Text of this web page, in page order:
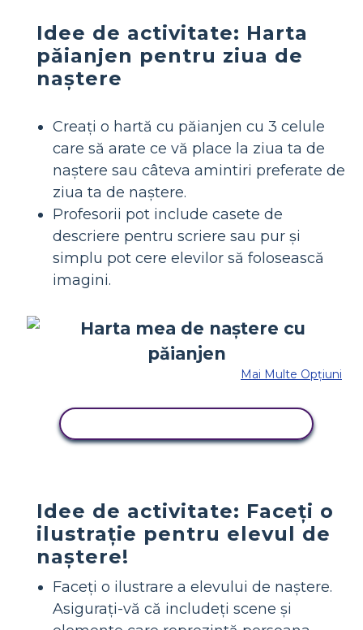
Idee de activitate: Harta
păianjen pentru ziua de
naștere
Creați o hartă cu păianjen cu 3 celule
care să arate ce vă place la ziua ta de
naștere sau câteva amintiri preferate de
ziua ta de naștere.
Profesorii pot include casete de
descriere pentru scriere sau pur și
simplu pot cere elevilor să folosească
imagini.
Mai Multe Opțiuni
Idee de activitate: Faceți o
ilustrație pentru elevul de
naștere!
Faceți o ilustrare a elevului de naștere.
Asigurați-vă că includeți scene și